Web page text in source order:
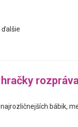
ďalšie
bábik,